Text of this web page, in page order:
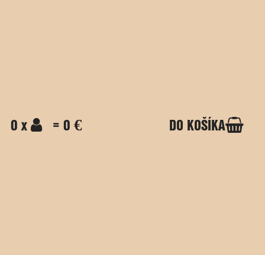
0 x = 0 € DO KOŠÍKA